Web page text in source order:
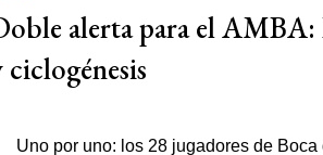
alerta para el AMBA:
ciclogénesis